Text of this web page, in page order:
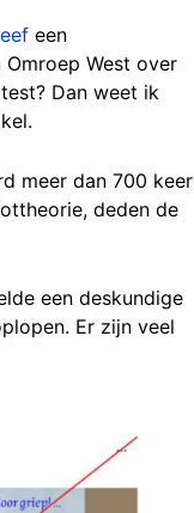
een
Omroep West over
Dan weet ik
meer dan 700 keer
deden de
een deskundige
Er zijn veel